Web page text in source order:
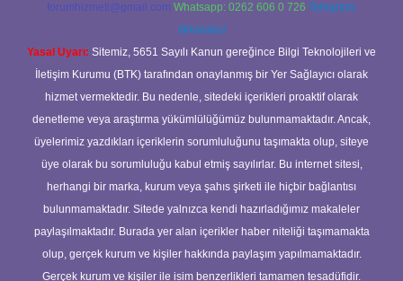
forumhizmeti@gmail.com Whatsapp: 0262 606 0 726 Telegram:
@karabul
Yasal Uyarı: Sitemiz, 5651 Sayılı Kanun gereğince Bilgi Teknolojileri ve
İletişim Kurumu (BTK) tarafından onaylanmış bir Yer Sağlayıcı olarak
hizmet vermektedir. Bu nedenle, sitedeki içerikleri proaktif olarak
denetleme veya araştırma yükümlülüğümüz bulunmamaktadır. Ancak,
üyelerimiz yazdıkları içeriklerin sorumluluğunu taşımakta olup, siteye
üye olarak bu sorumluluğu kabul etmiş sayılırlar. Bu internet sitesi,
herhangi bir marka, kurum veya şahıs şirketi ile hiçbir bağlantısı
bulunmamaktadır. Sitede yalnızca kendi hazırladığımız makaleler
paylaşılmaktadır. Burada yer alan içerikler haber niteliği taşımamakta
olup, gerçek kurum ve kişiler hakkında paylaşım yapılmamaktadır.
Gerçek kurum ve kişiler ile isim benzerlikleri tamamen tesadüfidir.